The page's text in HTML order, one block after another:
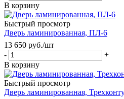
В корзину
Быстрый просмотр
Дверь ламинированная, ПЛ-6
13 650 руб./шт
-
+
В корзину
Быстрый просмотр
Дверь ламинированная,